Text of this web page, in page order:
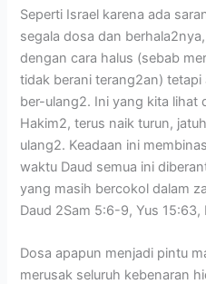
Seperti Israel karena ada
segala dosa dan
dengan cara halus (sebab
tidak berani terang2an)
ber-ulang2. Ini yang kita lihat
Hakim2, terus naik turun,
ulang2. Keadaan ini
waktu Daud semua ini
yang masih bercokol dalam
Daud 2Sam 5:6-9, Yus 15:63,
Dosa apapun menjadi pintu
merusak seluruh kebenaran